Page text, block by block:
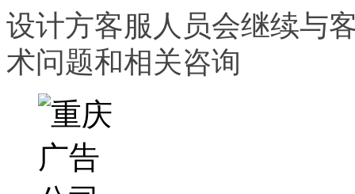
设计方客服人员会继续与
术问题和相关咨询